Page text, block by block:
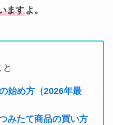
ますよ。
始め方（2026年最
みたて商品の買い方